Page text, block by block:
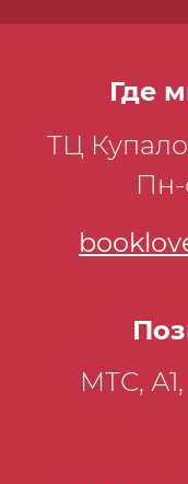
Где
ТЦ
Пн-
МТС,